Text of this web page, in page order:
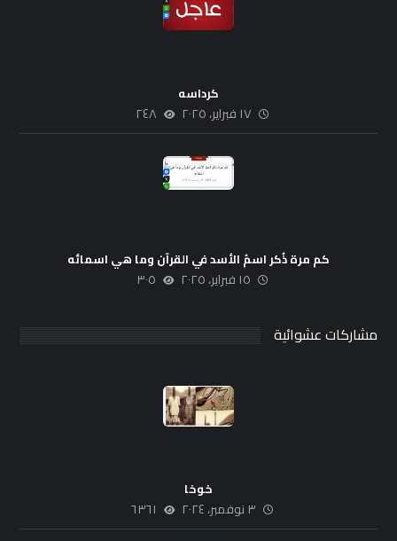
كرداسه
١٧ فبراير، ٢٠٢٥ ٢٤٨
كم مرة ذُكر اسمُ الأسد في القرآن وما هي اسمائه
١٥ فبراير، ٢٠٢٥ ٣٠٥
مشاركات عشوائية
خوخا
٣ نوفمبر، ٢٠٢٤ ٦٣٦١